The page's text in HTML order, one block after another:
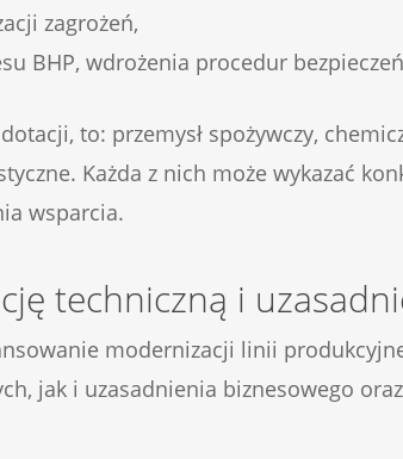
zagrożeń,
BHP, wdrożenia procedur
to: przemysł spożywczy,
Każda z nich może wykazać
wsparcia.
techniczną i
modernizacji linii
jak i uzasadnienia biznesowego